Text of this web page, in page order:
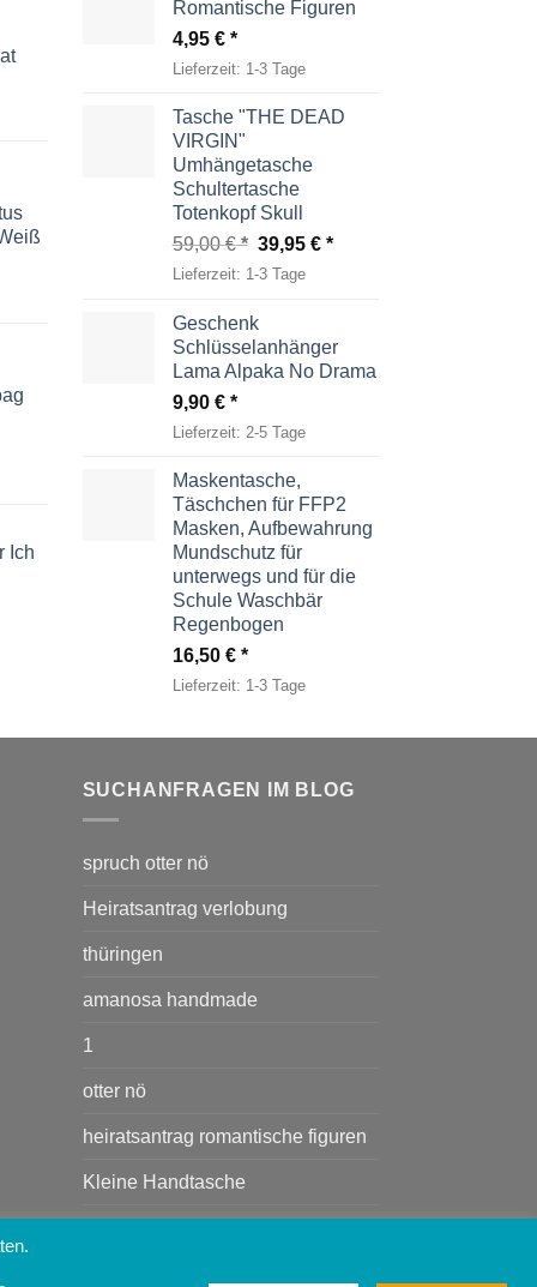
Ich
Romantische Figuren
4,95 €
Lieferzeit: 1-3 Tage
Tasche "THE DEAD
VIRGIN"
Umhängetasche
Schultertasche
Totenkopf Skull
59,00€
Ursprünglicher
Preis
59,00 €
39,95€ Aktueller
Lieferzeit: 1-3 Tage
Geschenk
Schlüsselanhänger
Lama Alpaka No Drama
9,90 €
Lieferzeit: 2-5 Tage
Maskentasche,
Täschchen für FFP2
Masken, Aufbewahrung
Mundschutz für
unterwegs und für die
Schule Waschbär
Regenbogen
16,50 €
Lieferzeit: 1-3 Tage
SUCHANFRAGEN IM BLOG
spruch otter nö
Heiratsantrag verlobung
thüringen
amanosa handmade
1
otter nö
heiratsantrag romantische figuren
Kleine Handtasche